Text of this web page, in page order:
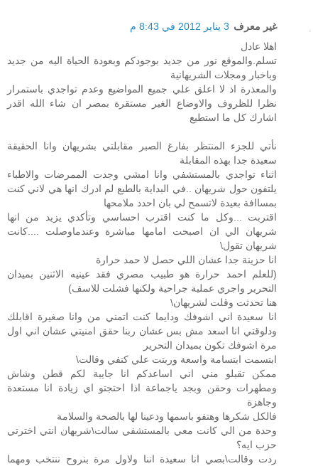
غير معرف 3 يناير 2012 في 8:43 م
اهلا عادل
تسلم.والموقع نور من جديد بوجودكم وبعودة الحياة اليه من جديد
وباخبار ومجلات الشريهانية
والمعذرة اذ لا اعلق علي جميع المواضيع وعدم تواجدي باستمرار
نظرا للظروف والاوضاع الغير مستقرة بمصر ان شاء الله اقدر
اشارك كل ما استطيع
نأتي للجزء المنتظر بفارغ الصبر مقابلتي بشريهان وانا الحقيقة
سعيدة جدا بهذه المقابلة
اثناء تواجدي بالمستشفي وانا امشي وجدت الممرضات والاطباء
يلتفون حول شريهان ..في البداية بالطبع لم ادرك انها هي لاني كنت
بمساافة بعيدة لاتسمح لي بان احدد ملامحها
اقتربت ...وكل ما كنت اقترب احساسي وتأكدي يزيد من انها
شريهان الي ان اصبحت امامها مباشرة وعندماوصلت ....كانت
شريهان تقول\
انا حزينة جدا عشان اللي حصل لا حمد حرارة
(للعلم احمد حرارة هو طبيب مصري فقد عينيه الاثنين بميدان
التحرير واجري عملية جراحية ولكنها فشلت للاسف)
هنا تحدثت وقلت لشريهان\
انا سعيدة اني اشوفك ودايما كنت اتمني من وانا صغيرة اقابلك
ودلوقتي انا اسعد مش بس عشان ربنا حقق امنيتي عشان اني اول
مرة اشوفك تكون بميدان التحرير
ابتسمت ابتسامة واسعة وربتت علي كتفي وقالت\
ممكن تقبلو مني اني اساعدكم انا جايبة لكم قطن وشاش
ومطهرات وحقن وبجد ياجماعة اذا احتجتو اي زيادة انا مستعدة
وجاهزة
فالكل شكرها وهتفو باسمها ودعينا لها بالصحة والسلامة
وحدة من الي كانت معي بالمستشفي سالت\شريهان انتي اخترتي
حزب ايه؟
ردت وقالت\بصي انا سعيدة اننا ولاول مرة بنروح ننتخب ومهما